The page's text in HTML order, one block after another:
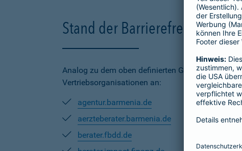
Stand der Barrierefreiheit auf
Analog zu dem oben definierten Geltungsbereich
Vertriebsorganisationen an:
agentur.barmenia.de
aerzteberater.barmenia.de
berater.fbdd.de